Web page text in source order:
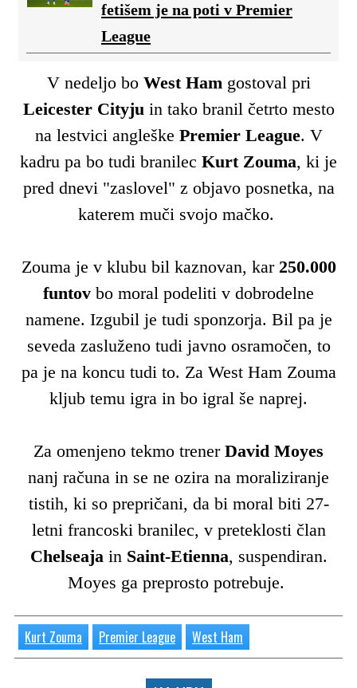
fetišem je na poti v Premier
League
V nedeljo boWest Ham gostoval pri
Leicester Cityju in tako branil četrto mesto
na lestvici angleške Premier League. V
kadru pa bo tudi branilec Kurt Zouma, ki je
pred dnevi "zaslovel" z objavo posnetka, na
katerem muči svojo mačko.
Zouma je v klubu bil kaznovan, kar250.000
funtov bo moral podeliti v dobrodelne
namene. Izgubil je tudi sponzorja. Bil pa je
seveda zasluženo tudi javno osramočen, to
pa je na koncu tudi to. Za West Ham Zouma
kljub temu igra in bo igral še naprej.
Za omenjeno tekmo trener David Moyes
nanj računa in se ne ozira na moraliziranje
tistih, ki so prepričani, da bi moral biti 27-
letni francoski branilec, v preteklosti član
Chelseaja in Saint-Etienna, suspendiran.
Moyes ga preprosto potrebuje.
Kurt Zouma Premier League West Ham